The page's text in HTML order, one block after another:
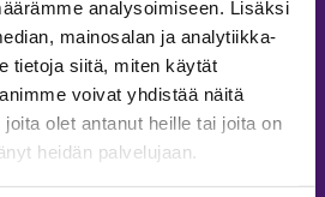
analysoimiseen. Lisäksi
mainosalan ja analytiikka-
tietoja siitä, miten käytät
voivat yhdistää näitä
olet antanut heille tai joita on
heidän palvelujaan.
MAJOITUS
& Varaukset